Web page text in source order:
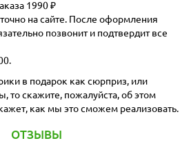
1990 ₽
на сайте. После оформления
позвонит и подтвердит все
в подарок как сюрприз, или
то скажите, пожалуйста, об этом
как мы это сможем реализовать.
ОТЗЫВЫ